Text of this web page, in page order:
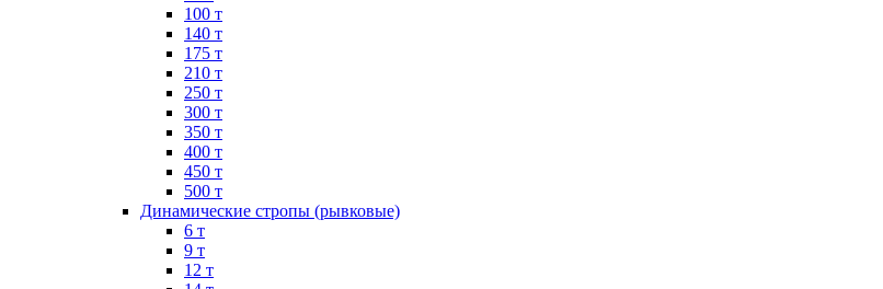
100 т
140 т
175 т
210 т
250 т
300 т
350 т
400 т
450 т
500 т
Динамические стропы (рывковые)
6 т
9 т
12 т